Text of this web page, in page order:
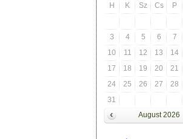
H K Sz Cs P
3
4 5 6 7
10
11 12 13 14
17
18 19 20 21
24
25 26 27 28
31
August 2026